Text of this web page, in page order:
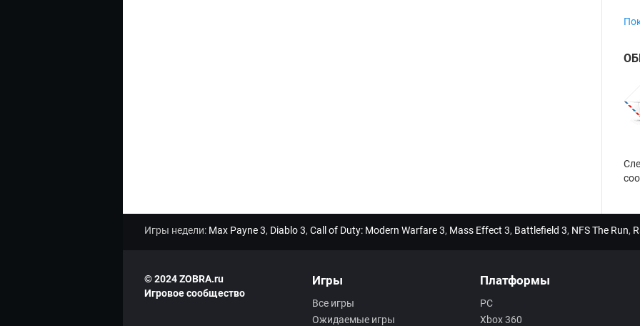
Игры недели: Max Payne 3, Diablo 3, Call of Duty: Modern Warfare 3, Mass Effect 3, Battlefield 3, NFS The Run,
© 2024 ZOBRA.ru
Игровое сообщество
Игры
Все игры
Ожидаемые игры
Платформы
PC
Xbox 360